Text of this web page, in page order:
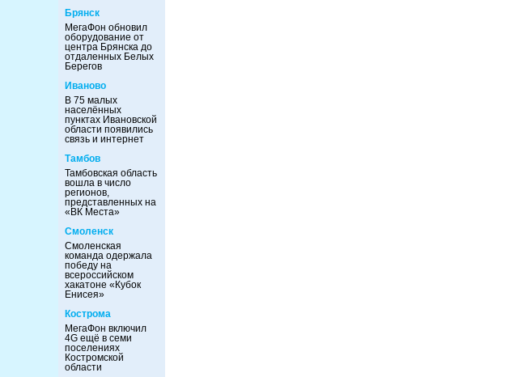
Брянск
МегаФон обновил
оборудование от
центра Брянска до
отдаленных Белых
Берегов
Иваново
В 75 малых
населённых
пунктах Ивановской
области появились
связь и интернет
Тамбов
Тамбовская область
вошла в число
регионов,
представленных на
«ВК Места»
Смоленск
Смоленская
команда одержала
победу на
всероссийском
хакатоне «Кубок
Енисея»
Кострома
МегаФон включил
4G ещё в семи
поселениях
Костромской
области